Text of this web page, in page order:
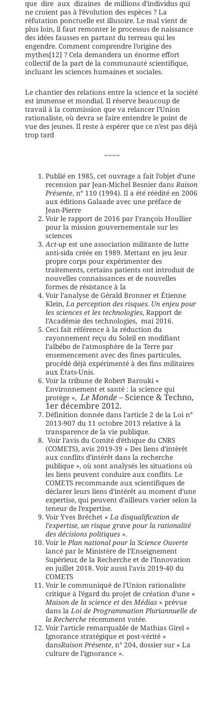
que dire aux dizaines de millions d’individus qui
ne croient pas à l’évolution des espèces ? La
réfutation ponctuelle est illusoire. Le mal vient de
plus loin, il faut remonter le processus de naissance
des idées fausses en partant du terreau qui les
engendre. Comment comprendre l’origine des
mythes[12] ? Cela demandera un énorme effort
collectif de la part de la communauté scientifique,
incluant les sciences humaines et sociales.
Le chantier des relations entre la science et la société
est immense et mondial. Il réserve beaucoup de
travail à la commission que va relancer l’Union
rationaliste, où devra se faire entendre le point de
vue des jeunes. Il reste à espérer que ce n’est pas déjà
trop tard
~~~~
Publié en 1985, cet ouvrage a fait l’objet d’une
recension par Jean-Michel Besnier dansRaison
Présente, n° 110 (1994). Il a été réédité en 2006
aux éditions Galaade avec une préface de
Jean-Pierre
Voir le rapport de 2016 par François Houllier
pour la mission gouvernementale sur les
sciences
Act-upest une association militante de lutte
anti-sida créée en 1989. Mettant en jeu leur
propre corps pour expérimenter des
traitements, certains patients ont introduit de
nouvelles connaissances et de nouvelles
formes de résistance à la
Voir l’analyse de Gérald Bronner et Étienne
Klein,La perception des risques. Un enjeu pour
les sciences et les technologies, Rapport de
l’Académie des technologies, mai 2016.
Ceci fait référence à la réduction du
rayonnement reçu du Soleil en modifiant
l’albébo de l’atmosphère de la Terre par
ensemencement avec des fines particules,
procédé déjà expérimenté à des fins militaires
aux États-Unis.
Voir la tribune de Robert Barouki «
Environnement et santé : la science qui
protège »,Le Monde– Science & Techno,
1er décembre 2012.
Définition donnée dans l’article 2 de la Loi n°
2013-907 du 11 octobre 2013 relative à la
transparence de la vie publique.
Voir l’avis du Comité d’éthique du CNRS
(COMETS), avis 2019-39 « Des liens d’intérêt
aux conflits d’intérêt dans la recherche
publique », où sont analysés les situations où
les liens peuvent conduire aux conflits. Le
COMETS recommande aux scientifiques de
déclarer leurs liens d’intérêt au moment d’une
expertise, qui peuvent d’ailleurs varier selon la
teneur de l’expertise.
Voir Yves Bréchet «La disqualification de
l’expertise, un risque grave pour la rationalité
des décisions politiques ».
Voir lePlan national pour la Science Ouverte
lancé par le Ministère de l’Enseignement
Supérieur, de la Recherche et de l’Innovation
en juillet 2018. Voir aussi l’avis 2019-40 du
COMETS
Voir le communiqué de l’Union rationaliste
critique à l’égard du projet de création d’une «
Maison de la science et des Médias » prévue
dans laLoi de Programmation Pluriannuelle de
la Rechercherécemment votée.
Voir l’article remarquable de Mathias Girel «
Ignorance stratégique et post-vérité »
dansRaison Présente, n° 204, dossier sur « La
culture de l’ignorance ».